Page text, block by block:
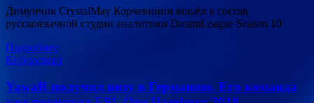
Димунчик CrystalMay Корчевинин вошёл в состав
русскоязычной студии аналитики DreamLeague Season 10
Подробнее
Киберспорт
YawaR получил визу в Германию. Его команда